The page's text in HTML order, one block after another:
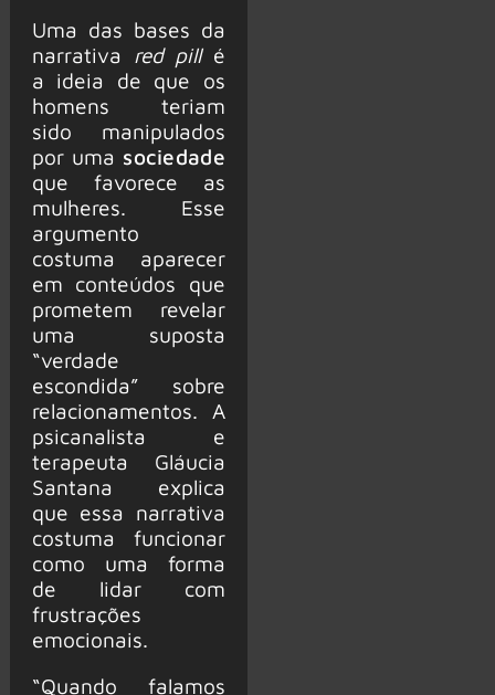
Uma das bases da
narrativa red pill é
a ideia de que os
homens teriam
sido manipulados
por uma sociedade
que favorece as
mulheres. Esse
argumento
costuma aparecer
em conteúdos que
prometem revelar
uma suposta
“verdade
escondida” sobre
relacionamentos. A
psicanalista e
terapeuta Gláucia
Santana explica
que essa narrativa
costuma funcionar
como uma forma
de lidar com
frustrações
emocionais.
“Quando falamos